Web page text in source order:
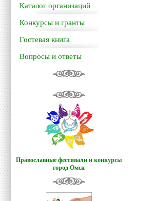
Каталог организаций
Конкурсы и гранты
Гостевая книга
Вопросы и ответы
Православные фестивали и конкурсы
город Омск